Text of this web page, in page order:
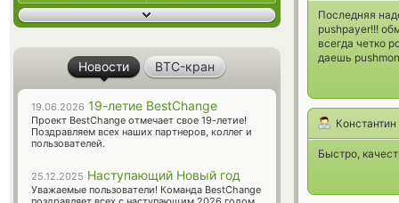
Последняя
pushpayer!!!
всегда четко
даешь
Константин
Быстро,
Новости BTC-кран
19.06.2026 19-летие BestChange
Проект BestChange отмечает свое 19-летие!
Поздравляем всех наших партнеров, коллег и
пользователей.
25.12.2025 Наступающий Новый год
Уважаемые пользователи! Команда BestChange